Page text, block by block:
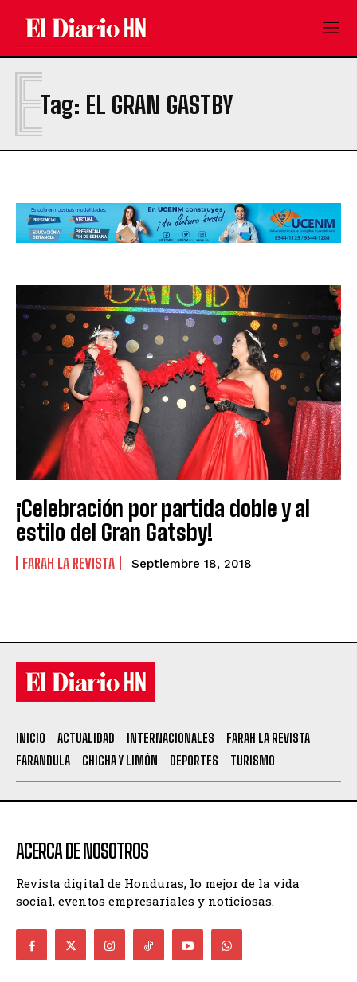
Tag: EL GRAN GASTBY
E
¡Celebración por partida doble y al
estilo del Gran Gatsby!
FARAH LA REVISTA Septiembre 18, 2018
INICIO ACTUALIDAD INTERNACIONALES
FARAH LA REVISTA
FARANDULA
CHICHA Y LIMÓN DEPORTES TURISMO
ACERCA DE NOSOTROS
Revista digital de Honduras, lo mejor de la vida
social, eventos empresariales y noticiosas.